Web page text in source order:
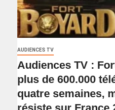
AUDIENCES TV
Audiences TV :
plus de 600.000
quatre semaines,